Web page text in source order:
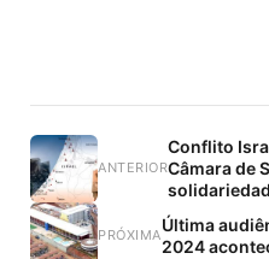
ANTERIOR
Conflito
Câmara de
PRÓXIMAÚltima
2024